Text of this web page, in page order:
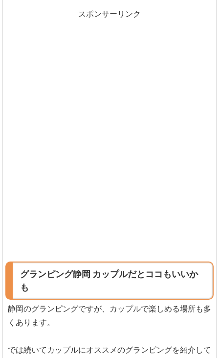
スポンサーリンク
グランピング静岡 カップルだとココもいいか
も
静岡のグランピングですが、カップルで楽しめる場所も多
くあります。
では続いてカップルにオススメのグランピングを紹介して